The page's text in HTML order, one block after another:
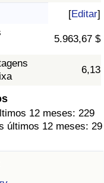
[Editar]
5.963,67 $
6,13
12 meses: 229
últimos 12 meses: 29